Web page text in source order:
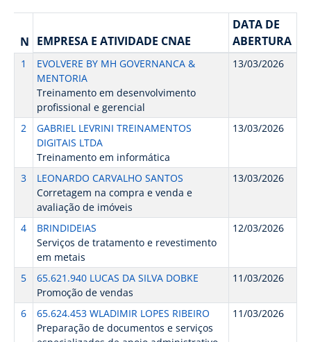
N EMPRESA E ATIVIDADE CNAE
DATA DE
ABERTURA
1
EVOLVERE BY MH GOVERNANCA &
MENTORIA
Treinamento em desenvolvimento
profissional e gerencial
13/03/2026
2
GABRIEL LEVRINI TREINAMENTOS
DIGITAIS LTDA
Treinamento em informática
13/03/2026
3
LEONARDO CARVALHO SANTOS
Corretagem na compra e venda e
avaliação de imóveis
13/03/2026
4
BRINDIDEIAS
Serviços de tratamento e revestimento
em metais
12/03/2026
5
65.621.940 LUCAS DA SILVA DOBKE
Promoção de vendas
11/03/2026
6
65.624.453 WLADIMIR LOPES RIBEIRO
Preparação de documentos e serviços
11/03/2026